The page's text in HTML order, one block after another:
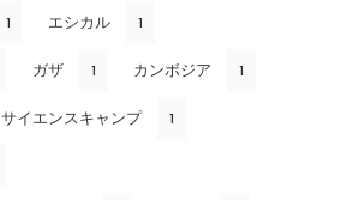
1 エシカル 1
ガザ 1 カンボジア 1
サイエンスキャンプ 1